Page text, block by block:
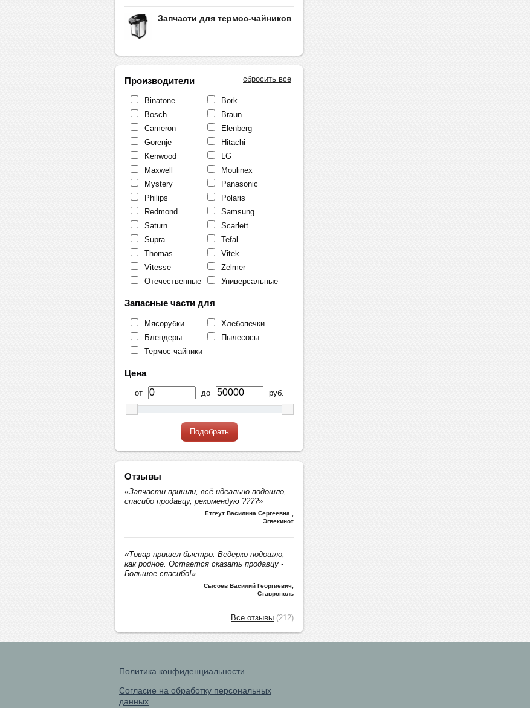
Запчасти для термос-чайников
сбросить все
Производители
Binatone
Bork
Bosch
Braun
Cameron
Elenberg
Gorenje
Hitachi
Kenwood
LG
Maxwell
Moulinex
Mystery
Panasonic
Philips
Polaris
Redmond
Samsung
Saturn
Scarlett
Supra
Tefal
Thomas
Vitek
Vitesse
Zelmer
Отечественные
Универсальные
Запасные части для
Мясорубки
Хлебопечки
Блендеры
Пылесосы
Термос-чайники
Цена
от до руб.
Подобрать
Отзывы
«Запчасти пришли, всё идеально подошло,
спасибо продавцу, рекомендую ????»
Етгеут Василина Сергеевна
Эгвекинот
«Товар пришел быстро. Ведерко подошло,
как родное. Остается сказать продавцу -
Большое спасибо!»
Сысоев Василий Георгиевич
Ставрополь
Все отзывы (212)
Политика конфиденциальности
Согласие на обработку персональных
данных